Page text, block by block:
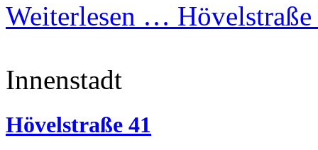
Weiterlesen …
Innenstadt
Hövelstraße 41